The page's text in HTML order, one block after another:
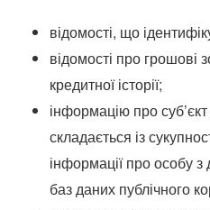
відомості, що
відомості про грошові
кредитної історії;
інформацію про суб’єкт
складається із
інформації про особу
баз даних публічного